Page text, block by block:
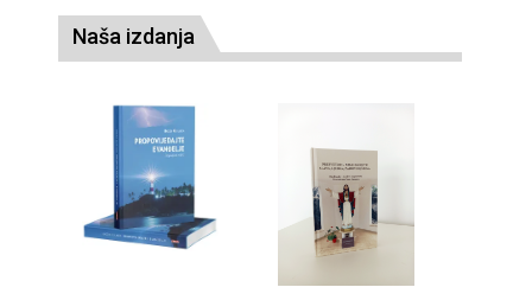
Naša izdanja